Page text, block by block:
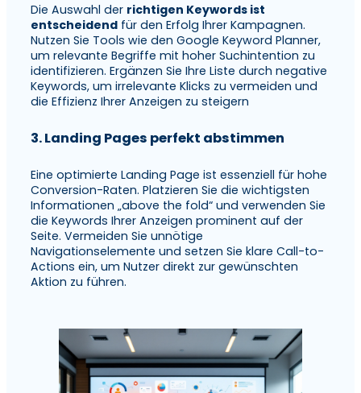
Die Auswahl der richtigen Keywords ist
entscheidend für den Erfolg Ihrer Kampagnen.
Nutzen Sie Tools wie den Google Keyword Planner,
um relevante Begriffe mit hoher Suchintention zu
identifizieren. Ergänzen Sie Ihre Liste durch negative
Keywords, um irrelevante Klicks zu vermeiden und
die Effizienz Ihrer Anzeigen zu steigern
3. Landing Pages perfekt abstimmen
Eine optimierte Landing Page ist essenziell für hohe
Conversion-Raten. Platzieren Sie die wichtigsten
Informationen „above the fold“ und verwenden Sie
die Keywords Ihrer Anzeigen prominent auf der
Seite. Vermeiden Sie unnötige
Navigationselemente und setzen Sie klare Call-to-
Actions ein, um Nutzer direkt zur gewünschten
Aktion zu führen.